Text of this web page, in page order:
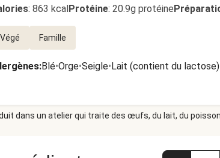
: 863 kcalProtéine: 20.9g protéine
Végé Famille
:Blé•Orge•Seigle•Lait (contient du lactose)
dans un atelier qui traite des œufs, du lait, du